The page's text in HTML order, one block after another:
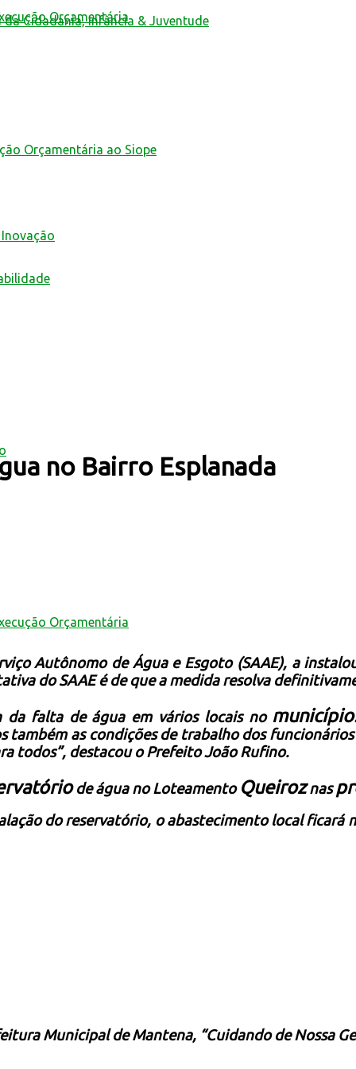
Orçamentária
Cidadania, Infância & Juventude
Orçamentária ao Siope
Orçamentária
no Bairro Esplanada
Autônomo de Água e Esgoto (SAAE), a
do SAAE é de que a medida resolva
da falta de água em vários locais no
também as condições de trabalho dos
todos”, destacou o Prefeito João Rufino.
de água no Loteamento Queiroznas
do reservatório, o abastecimento local ficará
Municipal de Mantena, “Cuidando de Nossa